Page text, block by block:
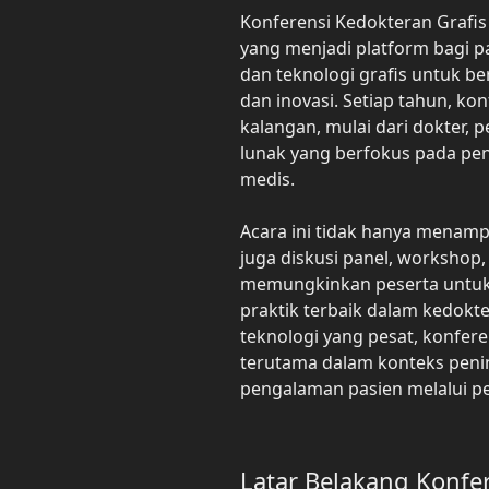
Konferensi Kedokteran
yang menjadi platform bagi
dan teknologi grafis untuk
dan inovasi. Setiap tahun,
kalangan, mulai dari dokter,
lunak yang berfokus pada
medis.
Acara ini tidak hanya
juga diskusi panel,
memungkinkan peserta
praktik terbaik dalam
teknologi yang pesat,
terutama dalam konteks
pengalaman pasien melalui
Latar Belakang